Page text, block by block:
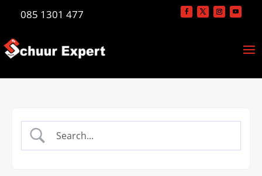
085 1301 477